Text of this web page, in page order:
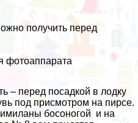
получить перед
фотоаппарата
– перед посадкой в лодку
под присмотром на пирсе.
босоногой и на